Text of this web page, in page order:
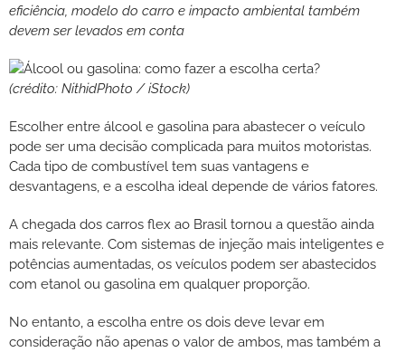
eficiência, modelo do carro e impacto ambiental também
devem ser levados em conta
(crédito: NithidPhoto / iStock)
Escolher entre álcool e gasolina para abastecer o veículo
pode ser uma decisão complicada para muitos motoristas.
Cada tipo de combustível tem suas vantagens e
desvantagens, e a escolha ideal depende de vários fatores.
A chegada dos carros flex ao Brasil tornou a questão ainda
mais relevante. Com sistemas de injeção mais inteligentes e
potências aumentadas, os veículos podem ser abastecidos
com etanol ou gasolina em qualquer proporção.
No entanto, a escolha entre os dois deve levar em
consideração não apenas o valor de ambos, mas também a